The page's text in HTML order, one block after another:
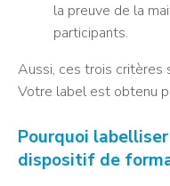
la preuve de la
participants.
Aussi, ces trois critères
Votre label est obtenu
Pourquoi
dispositif de